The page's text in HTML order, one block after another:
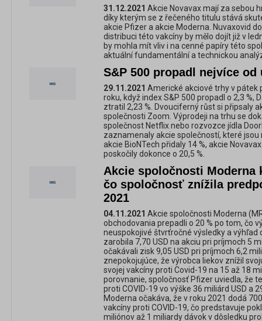
31.12.2021 Akcie Novavax mají za sebou
díky kterým se z řečeného titulu stává
akcie Pfizer a akcie Moderna. Nuvaxovid
distribuci této vakcíny by mělo dojít již v
by mohla mít vliv i na cenné papíry této
aktuální fundamentální a technickou
S&P 500 propadl nejvíce od
29.11.2021 Americké akciové trhy v pátek
roku, když index S&P 500 propadl o 2,3 %,
ztratil 2,23 %. Dvouciferný růst si připsaly
společnosti Zoom. Výprodeji na trhu se
společnost Netflix nebo rozvozce jídla
zaznamenaly akcie společností, které jsou
akcie BioNTech přidaly 14 %, akcie
poskočily dokonce o 20,5 %.
Akcie spoločnosti Moderna
čo spoločnosť znížila
2021
04.11.2021 Akcie spoločnosti Moderna
obchodovania prepadli o 20 % po tom, čo
neuspokojivé štvrťročné výsledky a výhľad
zarobila 7,70 USD na akciu pri príjmoch 5
očakávali zisk 9,05 USD pri príjmoch 6,2
znepokojujúce, že výrobca liekov znížil
svojej vakcíny proti Covid-19 na 15 až 18
porovnanie, spoločnosť Pfizer uviedla, že
proti COVID-19 vo výške 36 miliárd USD a
Moderna očakáva, že v roku 2021 dodá
vakcíny proti COVID-19, čo predstavuje
miliónov až 1 miliardy dávok v dôsledku